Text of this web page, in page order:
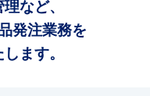
など、
発注業務を
ます。